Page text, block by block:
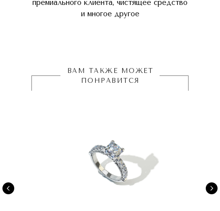
премиального клиента, чистящее средство
и многое другое
ВАМ ТАКЖЕ МОЖЕТ
ПОНРАВИТСЯ